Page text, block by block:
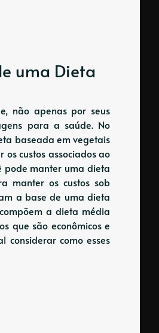
uma Dieta
não apenas por seus
para a saúde. No
baseada em vegetais
os custos associados ao
pode manter uma dieta
manter os custos sob
a base de uma dieta
a dieta média
que são econômicos e
considerar como esses